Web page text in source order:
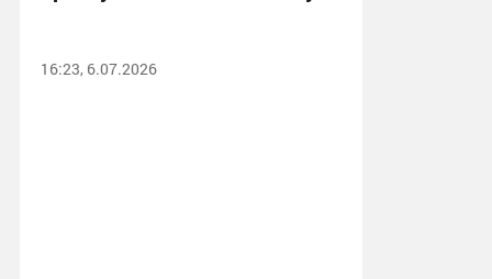
16:23, 6.07.2026